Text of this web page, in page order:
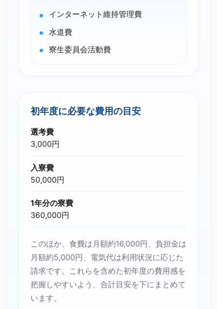
インターネット維持管理費
水道費
寮生委員会活動費
初年度に​必要な​費用の​目安
選考費
3,000円
入寮費
50,000円
1年分の寮費
360,000円
このほか、食費は月額約16,000円、負担金は
月額約5,000円、電気代は利用状況に応じた
請求です。これらを含めた初年度の費用感を
把握しやすいよう、合計目安を下にまとめて
います。